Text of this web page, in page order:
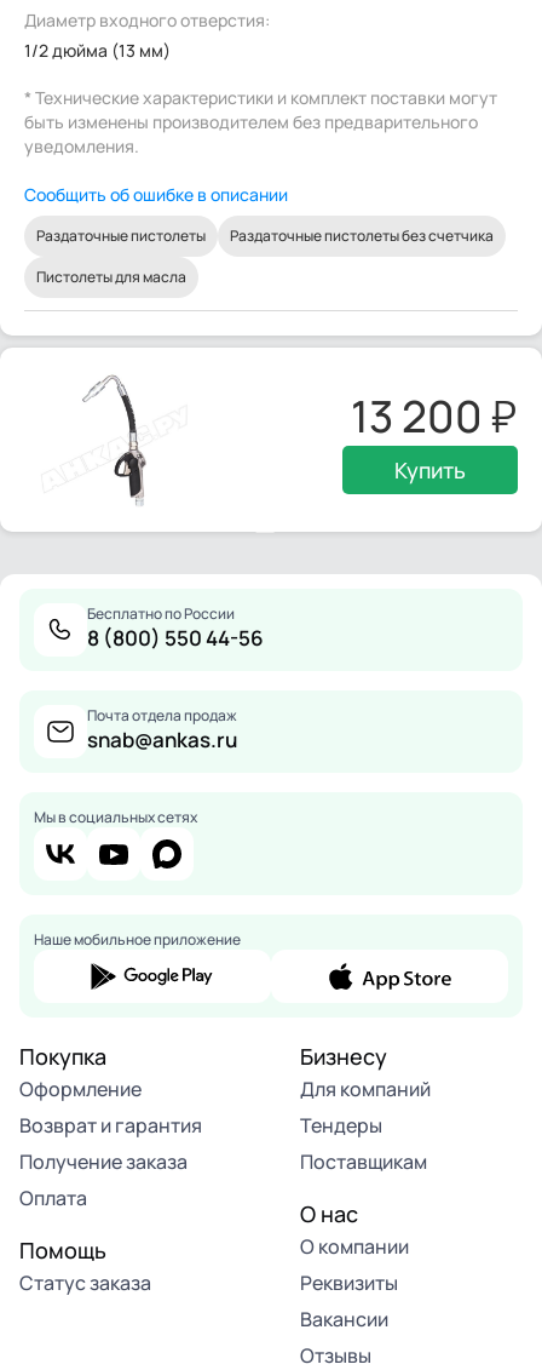
Диаметр входного отверстия:
1/2 дюйма (13 мм)
* Технические характеристики и комплект поставки могут
быть изменены производителем без предварительного
уведомления.
Сообщить об ошибке в описании
Раздаточные пистолеты
Раздаточные пистолеты без счетчика
Пистолеты для масла
13 200
Купить
Бесплатно по России
8 (800) 550 44-56
Почта отдела продаж
snab@ankas.ru
Мы в социальных сетях
Наше мобильное приложение
Покупка
Оформление
Возврат и гарантия
Получение заказа
Оплата
Помощь
Статус заказа
Бизнесу
Для компаний
Тендеры
Поставщикам
О нас
О компании
Реквизиты
Вакансии
Отзывы